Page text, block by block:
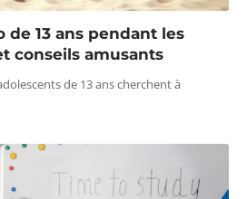
de 13 ans pendant les
conseils amusants
de 13 ans cherchent à